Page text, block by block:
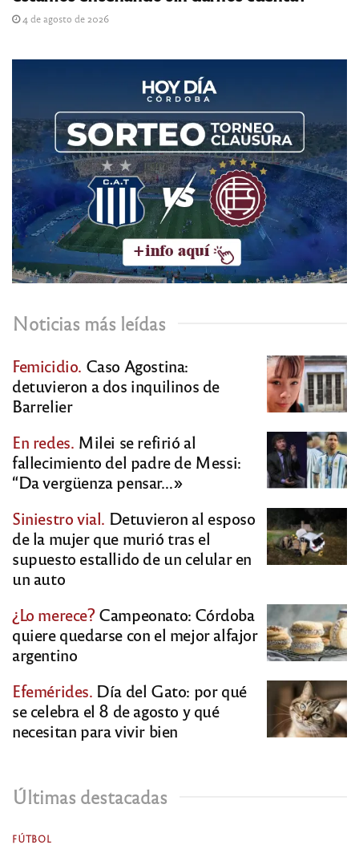
4 de agosto de 2026
Noticias más leídas
Femicidio. Caso Agostina:
detuvieron a dos inquilinos de
Barrelier
En redes. Milei se refirió al
fallecimiento del padre de Messi:
“Da vergüenza pensar…»
Siniestro vial. Detuvieron al esposo
de la mujer que murió tras el
supuesto estallido de un celular en
un auto
¿Lo merece?Campeonato: Córdoba
quiere quedarse con el mejor alfajor
argentino
Efemérides. Día del Gato: por qué
se celebra el 8 de agosto y qué
necesitan para vivir bien
Últimas destacadas
FÚTBOL